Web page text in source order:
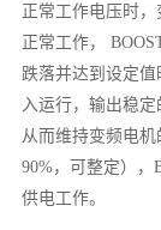
正常工作电压时
正常工作，
跌落并达到设定值
入运行，输出稳
从而维持变频电
90%，可整定），
供电工作。